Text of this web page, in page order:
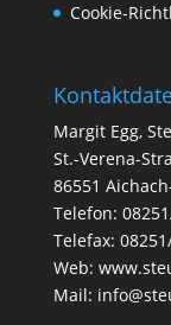
Cookie-
Margit Egg,
St.-Verena-
86551
Telefon:
Telefax:
Web:
Mail: